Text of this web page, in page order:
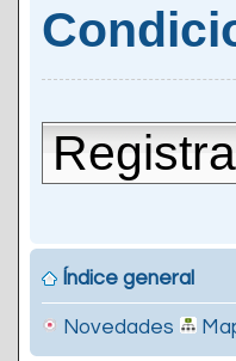
Índice general
Novedades